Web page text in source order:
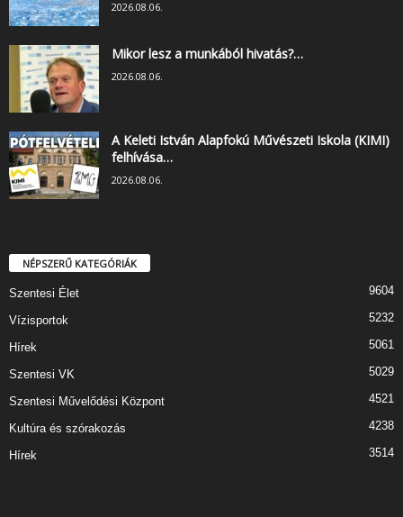
2026.08.06.
Mikor lesz a munkából hivatás?…
2026.08.06.
A Keleti István Alapfokú Művészeti Iskola (KIMI)
felhívása…
2026.08.06.
NÉPSZERŰ KATEGÓRIÁK
Szentesi Élet 9604
Vízisportok 5232
Hírek 5061
Szentesi VK 5029
Szentesi Művelődési Központ 4521
Kultúra és szórakozás 4238
Hírek 3514